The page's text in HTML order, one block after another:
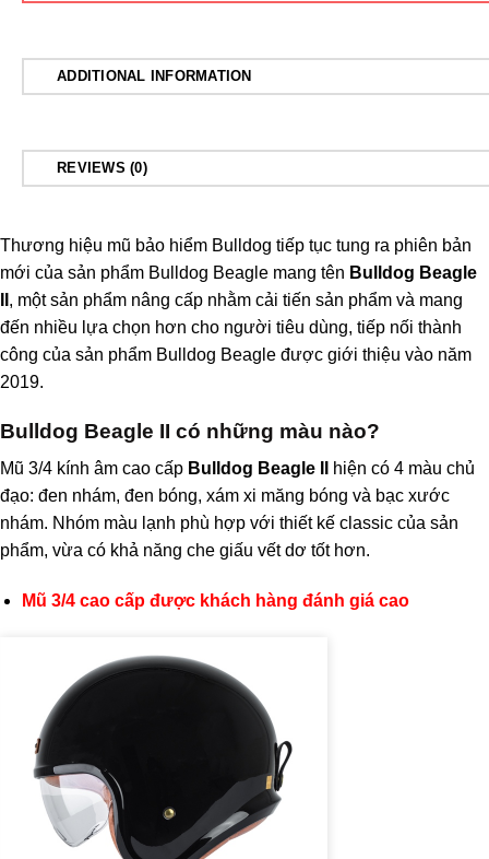
ADDITIONAL INFORMATION
REVIEWS (0)
Thương hiệu mũ bảo hiểm Bulldog tiếp tục tung ra phiên bản
mới của sản phẩm Bulldog Beagle mang tên Bulldog Beagle
, một sản phẩm nâng cấp nhằm cải tiến sản phẩm và mang
đến nhiều lựa chọn hơn cho người tiêu dùng, tiếp nối thành
công của sản phẩm Bulldog Beagle được giới thiệu vào năm
2019.
Bulldog Beagle II có những màu nào?
Mũ 3/4 kính âm cao cấp Bulldog Beagle II
hiện có 4 màu chủ
đạo: đen nhám, đen bóng, xám xi măng bóng và bạc xước
nhám. Nhóm màu lạnh phù hợp với thiết kế classic của sản
phẩm, vừa có khả năng che giấu vết dơ tốt hơn.
Mũ 3/4 cao cấp được khách hàng đánh giá cao